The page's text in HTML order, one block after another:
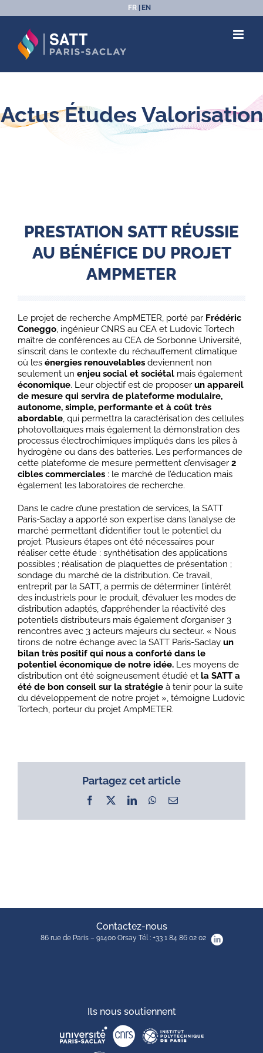
au
contenu
FR EN
Actus Études Valorisation
PRESTATION SATT RÉUSSIE
AU BÉNÉFICE DU PROJET
AMPMETER
Le projet de recherche AmpMETER, porté par Frédéric
Coneggo, ingénieur CNRS au CEA et Ludovic Tortech
maître de conférences au CEA de Sorbonne Université,
s’inscrit dans le contexte du réchauffement climatique
où les énergies renouvelables deviennent non
seulement un enjeu social et sociétal mais également
économique. Leur objectif est de proposer un appareil
de mesure qui servira de plateforme modulaire,
autonome, simple, performante et à coût très
abordable, qui permettra la caractérisation des cellules
photovoltaïques mais également la démonstration des
processus électrochimiques impliqués dans les piles à
hydrogène ou dans des batteries. Les performances de
cette plateforme de mesure permettent d’envisager 2
cibles commerciales : le marché de l’éducation mais
également les laboratoires de recherche.
Dans le cadre d’une prestation de services, la SATT
Paris-Saclay a apporté son expertise dans l’analyse de
marché permettant d’identifier tout le potentiel du
projet. Plusieurs étapes ont été nécessaires pour
réaliser cette étude : synthétisation des applications
possibles ; réalisation de plaquettes de présentation ;
sondage du marché de la distribution. Ce travail,
entreprit par la SATT, a permis de déterminer l’intérêt
des industriels pour le produit, d’évaluer les modes de
distribution adaptés, d’appréhender la réactivité des
potentiels distributeurs mais également d’organiser 3
rencontres avec 3 acteurs majeurs du secteur. « Nous
tirons de notre échange avec la SATT Paris-Saclay un
bilan très positif qui nous a conforté dans le
potentiel économique de notre idée. Les moyens de
distribution ont été soigneusement étudié et la SATT a
été de bon conseil sur la stratégie à tenir pour la suite
du développement de notre projet », témoigne Ludovic
Tortech, porteur du projet AmpMETER.
Partagez cet article
Facebook LinkedInWhatsApp
Email
Contactez-nous
86 rue de Paris – 91400 Orsay Tél : +33 1 84 86 02 02
Ils nous soutiennent